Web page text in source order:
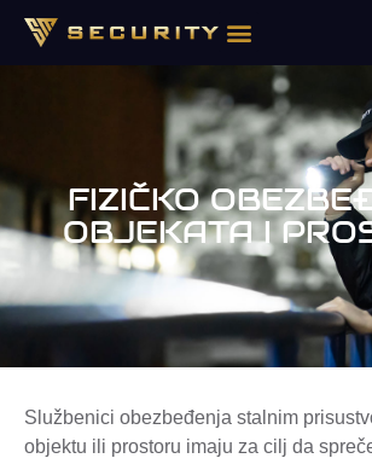
FIZIČKO
OBJEKATA I
Službenici obezbeđenja stalnim
objektu ili prostoru imaju za cilj da